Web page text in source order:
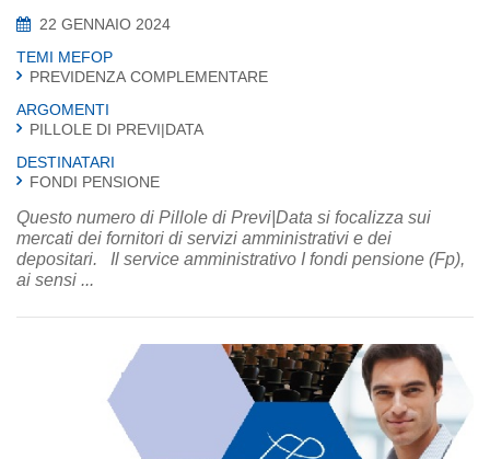
22 GENNAIO 2024
TEMI MEFOP
PREVIDENZA COMPLEMENTARE
ARGOMENTI
PILLOLE DI PREVI|DATA
DESTINATARI
FONDI PENSIONE
Questo numero di Pillole di Previ|Data si focalizza sui
mercati dei fornitori di servizi amministrativi e dei
depositari. Il service amministrativo I fondi pensione (Fp),
ai sensi ...